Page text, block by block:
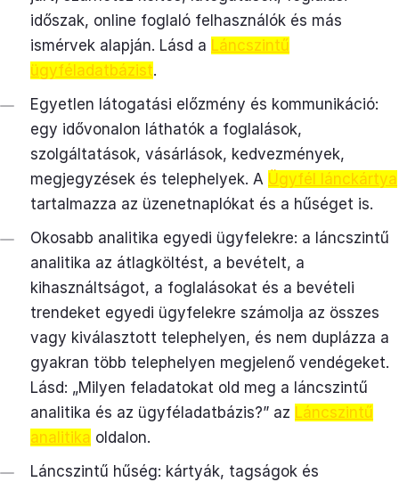
időszak, online foglaló felhasználók és más
ismérvek alapján. Lásd a Láncszintű
ügyféladatbázist.
Egyetlen látogatási előzmény és kommunikáció:
egy idővonalon láthatók a foglalások,
szolgáltatások, vásárlások, kedvezmények,
megjegyzések és telephelyek. A Ügyfél lánckártya
tartalmazza az üzenetnaplókat és a hűséget is.
Okosabb analitika egyedi ügyfelekre: a láncszintű
analitika az átlagköltést, a bevételt, a
kihasználtságot, a foglalásokat és a bevételi
trendeket egyedi ügyfelekre számolja az összes
vagy kiválasztott telephelyen, és nem duplázza a
gyakran több telephelyen megjelenő vendégeket.
Lásd: „Milyen feladatokat old meg a láncszintű
analitika és az ügyféladatbázis?” az Láncszintű
analitika oldalon.
Láncszintű hűség: kártyák, tagságok és